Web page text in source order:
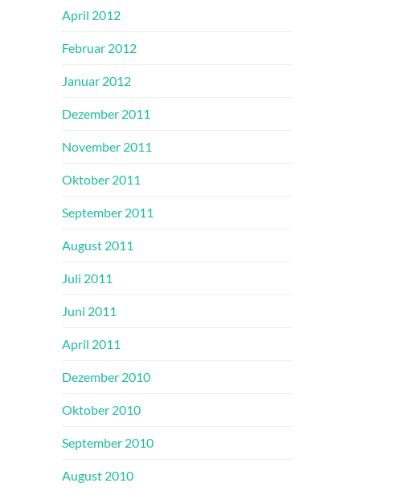
April 2012
Februar 2012
Januar 2012
Dezember 2011
November 2011
Oktober 2011
September 2011
August 2011
Juli 2011
Juni 2011
April 2011
Dezember 2010
Oktober 2010
September 2010
August 2010